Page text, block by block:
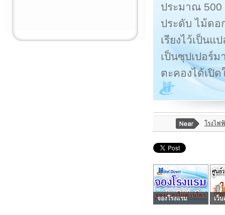
ประมาณ 500
ประดับ ไม้ดอ
เรียงไว้เป็นแ
เป็นซุปเปอร์
ตะคองได้เปิ
โรงไฟ
จองโรงแรม เว็